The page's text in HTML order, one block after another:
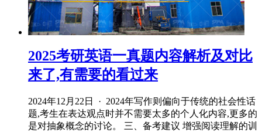
2025考研英语一真题内容解析及对比
来了,有需要的看过来
2024年12月22日 · 2024年写作则偏向于传统的社会性话
题,考生在表达观点时并不需要太多的个人化内容,更多的
是对抽象概念的讨论。 三、备考建议 增强阅读理解的训